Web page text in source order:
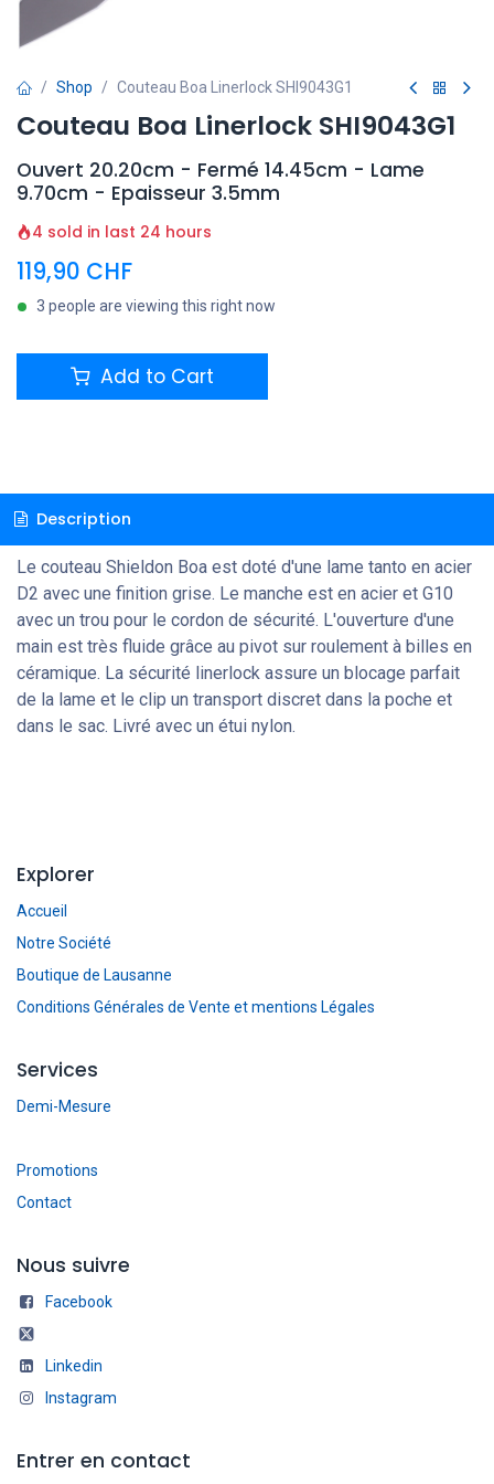
Shop Couteau Boa Linerlock SHI9043G1
Couteau Boa Linerlock SHI9043G1
Ouvert 20.20cm - Fermé 14.45cm - Lame
9.70cm - Epaisseur 3.5mm
4 sold in last 24 hours
119,90 CHF
3 people are viewing this right now
Add to Cart
Description
Le couteau Shieldon Boa est doté d'une lame tanto en acier
D2 avec une finition grise. Le manche est en acier et G10
avec un trou pour le cordon de sécurité. L'ouverture d'une
main est très fluide grâce au pivot sur roulement à billes en
céramique. La sécurité linerlock assure un blocage parfait
de la lame et le clip un transport discret dans la poche et
dans le sac. Livré avec un étui nylon.
Explorer
Accueil
Notre Société
Boutique de Lausanne
Conditions Générales de Vente et mentions Légales
Services
Demi-Mesure
Promotions
Contact
Nous suivre
Facebook
Linkedin
Instagram
Entrer en contact